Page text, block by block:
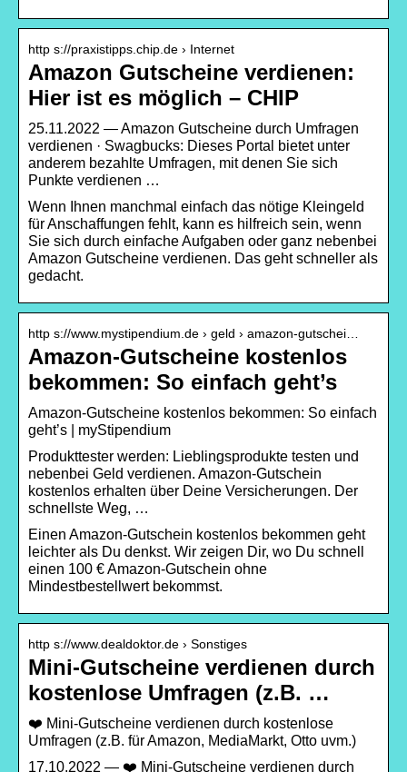
http s://praxistipps.chip.de › Internet
Amazon Gutscheine verdienen:
Hier ist es möglich – CHIP
25.11.2022 — Amazon Gutscheine durch Umfragen
verdienen · Swagbucks: Dieses Portal bietet unter
anderem bezahlte Umfragen, mit denen Sie sich
Punkte verdienen …
Wenn Ihnen manchmal einfach das nötige Kleingeld
für Anschaffungen fehlt, kann es hilfreich sein, wenn
Sie sich durch einfache Aufgaben oder ganz nebenbei
Amazon Gutscheine verdienen. Das geht schneller als
gedacht.
http s://www.mystipendium.de › geld › amazon-gutschei…
Amazon-Gutscheine kostenlos
bekommen: So einfach geht’s
Amazon-Gutscheine kostenlos bekommen: So einfach
geht’s | myStipendium
Produkttester werden: Lieblingsprodukte testen und
nebenbei Geld verdienen. Amazon-Gutschein
kostenlos erhalten über Deine Versicherungen. Der
schnellste Weg, …
Einen Amazon-Gutschein kostenlos bekommen geht
leichter als Du denkst. Wir zeigen Dir, wo Du schnell
einen 100 € Amazon-Gutschein ohne
Mindestbestellwert bekommst.
http s://www.dealdoktor.de › Sonstiges
Mini-Gutscheine verdienen durch
kostenlose Umfragen (z.B. …
❤️ Mini-Gutscheine verdienen durch kostenlose
Umfragen (z.B. für Amazon, MediaMarkt, Otto uvm.)
17.10.2022 — ❤️ Mini-Gutscheine verdienen durch